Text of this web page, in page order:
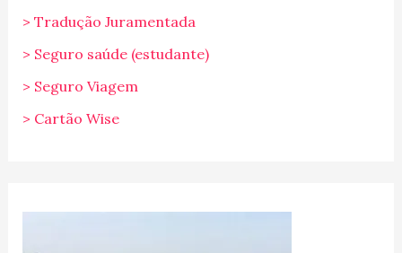
> Tradução Juramentada
> Seguro saúde (estudante)
> Seguro Viagem
> Cartão Wise